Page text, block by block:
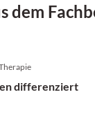
dem
differenziert